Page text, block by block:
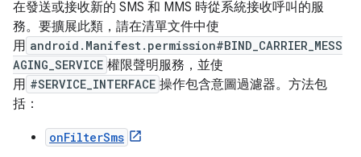
在發送或接收新的 SMS 和 MMS 時從系統接收呼叫的服
務。要擴展此類，請在清單文件中使
用 android.Manifest.permission#BIND_CARRIER_MESS
AGING_SERVICE 權限聲明服務，並使
用 #SERVICE_INTERFACE 操作包含意圖過濾器。方法包
括：
onFilterSms